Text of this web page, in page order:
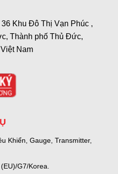
Khu Đô Thị Vạn Phúc ,
Thành phố Thủ Đức,
Nam
Khiển, Gauge, Transmitter,
G7/Korea.